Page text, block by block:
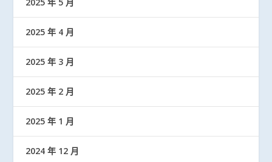
2025 年 4 月
2025 年 3 月
2025 年 2 月
2025 年 1 月
2024 年 12 月